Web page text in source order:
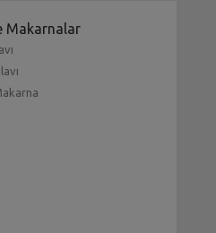
sizi bekliyor.
olgunlaşması
yemekler
olan patlıcan oldukça
insan sağlığı için
hem de oldukça
Makarnalar